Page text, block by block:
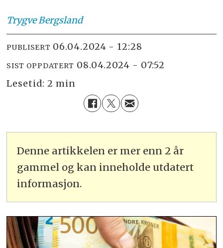
TrygveBergsland
PUBLISERT 06.04.2024 - 12:28
SIST OPPDATERT
08.04.2024 - 07:52
Lesetid:2 min
Denne artikkelen er mer enn 2 år
gammel og kan inneholde utdatert
informasjon.